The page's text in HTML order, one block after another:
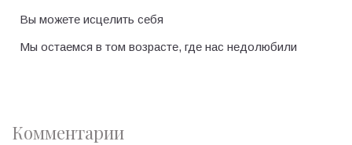
Вы можете исцелить себя
Мы остаемся в том возрасте, где нас недолюбили
Комментарии